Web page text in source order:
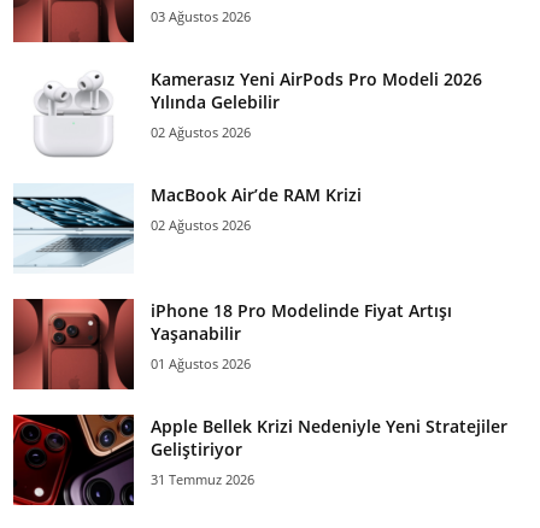
03 Ağustos 2026
Kamerasız Yeni AirPods Pro Modeli 2026
Yılında Gelebilir
02 Ağustos 2026
MacBook Air’de RAM Krizi
02 Ağustos 2026
iPhone 18 Pro Modelinde Fiyat Artışı
Yaşanabilir
01 Ağustos 2026
Apple Bellek Krizi Nedeniyle Yeni Stratejiler
Geliştiriyor
31 Temmuz 2026